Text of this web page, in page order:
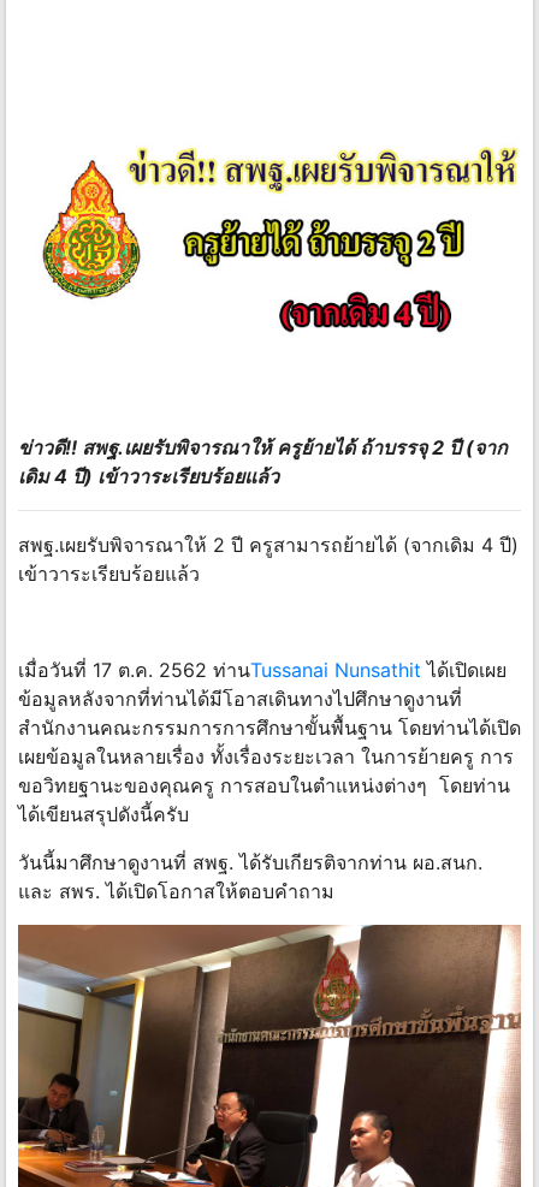
ข่าวดี!! สพฐ.เผยรับพิจารณาให้ ครูย้ายได้ ถ้าบรรจุ 2 ปี (จาก
เดิม 4 ปี) เข้าวาระเรียบร้อยแล้ว
สพฐ.เผยรับพิจารณาให้ 2 ปี ครูสามารถย้ายได้ (จากเดิม 4 ปี)
เข้าวาระเรียบร้อยแล้ว
เมื่อวันที่ 17 ต.ค. 2562 ท่านTussanai Nunsathitได้เปิดเผย
ข้อมูลหลังจากที่ท่านได้มีโอาสเดินทางไปศึกษาดูงานที่
สำนักงานคณะกรรมการการศึกษาขั้นพื้นฐาน โดยท่านได้เปิด
เผยข้อมูลในหลายเรื่อง ทั้งเรื่องระยะเวลา ในการย้ายครู การ
ขอวิทยฐานะของคุณครู การสอบในตำแหน่งต่างๆ โดยท่าน
ได้เขียนสรุปดังนี้ครับ
วันนี้มาศึกษาดูงานที่ สพฐ. ได้รับเกียรติจากท่าน ผอ.สนก.
และ สพร. ได้เปิดโอกาสให้ตอบคำถาม